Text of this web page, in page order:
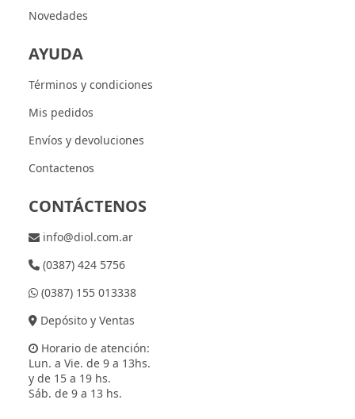
Novedades
AYUDA
Términos y condiciones
Mis pedidos
Envíos y devoluciones
Contactenos
CONTÁCTENOS
info@diol.com.ar
(0387) 424 5756
(0387) 155 013338
Depósito y Ventas
Horario de atención:
Lun. a Vie. de 9 a 13hs.
y de 15 a 19 hs.
Sáb. de 9 a 13 hs.